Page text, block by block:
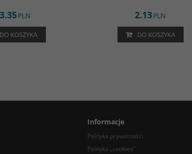
PLN
DO KOSZYKA
2.13PLN
DO KOSZYKA
Informacje
Polityka prywatności
Polityka „cookies”